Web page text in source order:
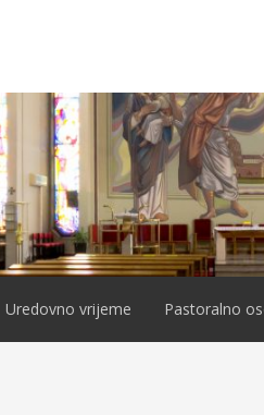
Uredovno vrijeme Pastoralno